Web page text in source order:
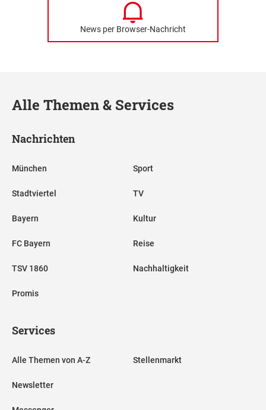
News per Browser-Nachricht
Alle Themen & Services
Nachrichten
München
Stadtviertel
Bayern
FC Bayern
TSV 1860
Promis
Sport
TV
Kultur
Reise
Nachhaltigkeit
Services
Alle Themen von A-Z
Newsletter
Stellenmarkt